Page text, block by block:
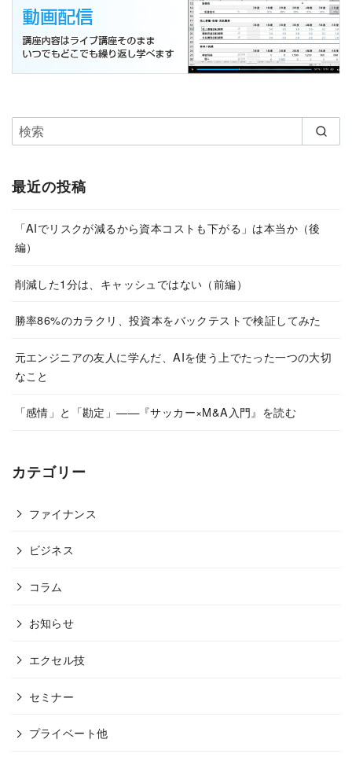
最近の投稿
「AIでリスクが減るから資本コストも下がる」は本当か（後
編）
削減した1分は、キャッシュではない（前編）
勝率86%のカラクリ、投資本をバックテストで検証してみた
元エンジニアの友人に学んだ、AIを使う上でたった一つの大切
なこと
「感情」と「勘定」——『サッカー×M&A入門』を読む
カテゴリー
ファイナンス
ビジネス
コラム
お知らせ
エクセル技
セミナー
プライベート他